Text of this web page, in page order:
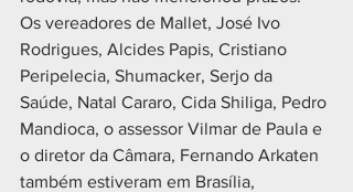
Os vereadores de Mallet, José Ivo
Rodrigues, Alcides Papis, Cristiano
Peripelecia, Shumacker, Serjo da
Saúde, Natal Cararo, Cida Shiliga, Pedro
Mandioca, o assessor Vilmar de Paula e
o diretor da Câmara, Fernando Arkaten
também estiveram em Brasília,